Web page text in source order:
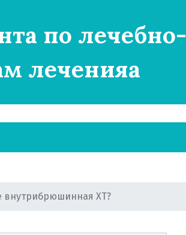
по лечебно-
леченияа
внутрибрюшинная ХТ?